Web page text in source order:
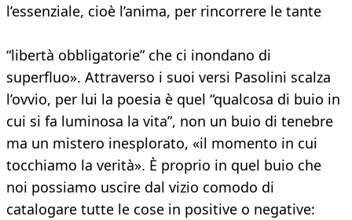
l’essenziale, cioè l’anima, per rincorrere le tante
“libertà obbligatorie” che ci inondano di
superfluo». Attraverso i suoi versi Pasolini scalza
l’ovvio, per lui la poesia è quel “qualcosa di buio in
cui si fa luminosa la vita”, non un buio di tenebre
ma un mistero inesplorato, «il momento in cui
tocchiamo la verità». È proprio in quel buio che
noi possiamo uscire dal vizio comodo di
catalogare tutte le cose in positive o negative: